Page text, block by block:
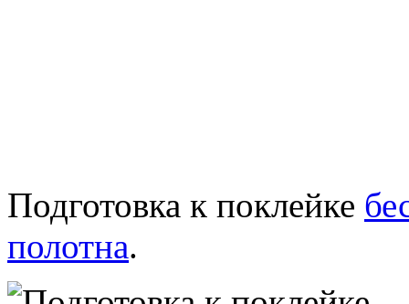
Подготовка к поклейке
полотна.